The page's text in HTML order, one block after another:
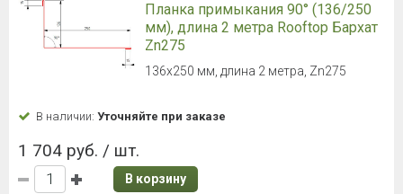
Планка примыкания 90° (136/250
мм), длина 2 метра Rooftop Бархат
Zn275
136х250 мм, длина 2 метра, Zn275
В наличии: Уточняйте при заказе
1 704 руб. / шт.
В корзину